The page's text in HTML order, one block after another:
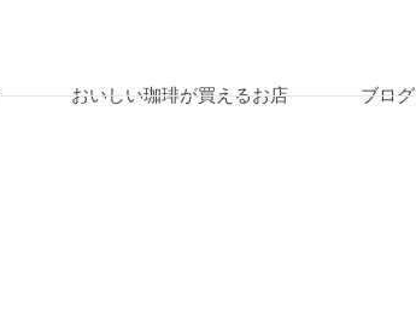
おいしい珈琲が買えるお店 ブログ